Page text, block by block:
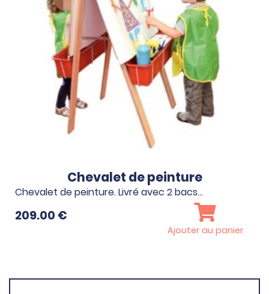
Chevalet de peinture
Chevalet de peinture. Livré avec 2 bacs…
209.00 €
Ajouter au panier